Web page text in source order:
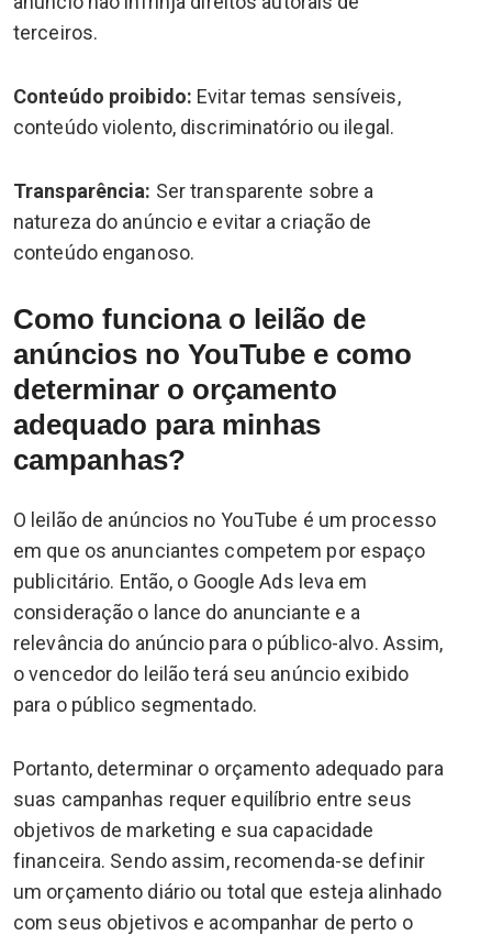
terceiros.
Conteúdo proibido: Evitar temas sensíveis,
conteúdo violento, discriminatório ou ilegal.
Transparência: Ser transparente sobre a
natureza do anúncio e evitar a criação de
conteúdo enganoso.
Como funciona o leilão de
anúncios no YouTube e como
determinar o orçamento
adequado para minhas
campanhas?
O leilão de anúncios no YouTube é um processo
em que os anunciantes competem por espaço
publicitário. Então, o Google Ads leva em
consideração o lance do anunciante e a
relevância do anúncio para o público-alvo. Assim,
o vencedor do leilão terá seu anúncio exibido
para o público segmentado.
Portanto, determinar o orçamento adequado para
suas campanhas requer equilíbrio entre seus
objetivos de marketing e sua capacidade
financeira. Sendo assim, recomenda-se definir
um orçamento diário ou total que esteja alinhado
com seus objetivos e acompanhar de perto o